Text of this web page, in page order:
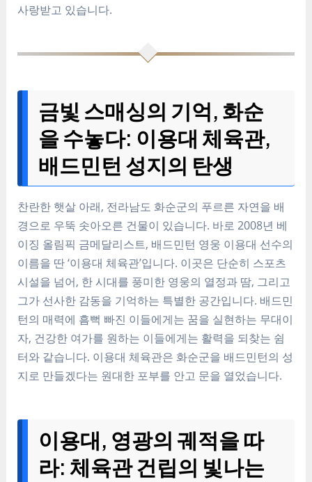
사랑받고 있습니다.
금빛 스매싱의 기억, 화순
을 수놓다: 이용대 체육관,
배드민턴 성지의 탄생
찬란한 햇살 아래, 전라남도 화순군의 푸르른 자연을 배
경으로 우뚝 솟아오른 건물이 있습니다. 바로 2008년 베
이징 올림픽 금메달리스트, 배드민턴 영웅 이용대 선수의
이름을 딴 ‘이용대 체육관’입니다. 이곳은 단순히 스포츠
시설을 넘어, 한 시대를 풍미한 영웅의 열정과 땀, 그리고
그가 선사한 감동을 기억하는 특별한 공간입니다. 배드민
턴의 매력에 흠뻑 빠진 이들에게는 꿈을 실현하는 무대이
자, 건강한 여가를 원하는 이들에게는 활력을 되찾는 쉼
터와 같습니다. 이용대 체육관은 화순군을 배드민턴의 성
지로 만들겠다는 원대한 포부를 안고 문을 열었습니다.
이용대, 영광의 궤적을 따
라: 체육관 건립의 빛나는